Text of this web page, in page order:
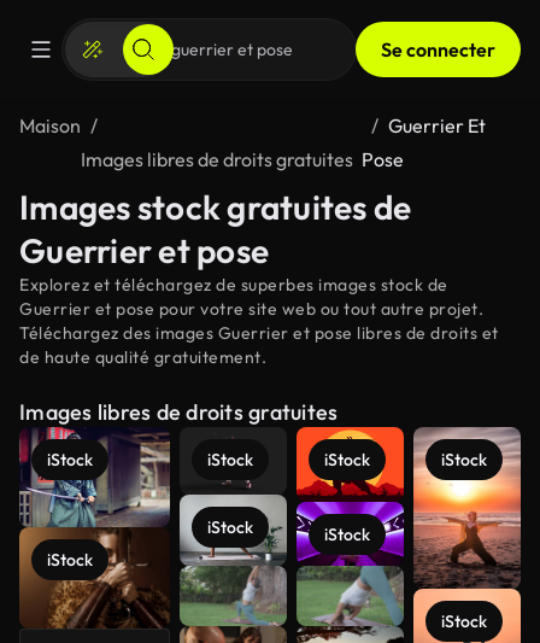
Se connecter
Maison
Images libres de droits gratuites
Guerrier Et
Pose
Images stock gratuites de
Guerrier et pose
Explorez et téléchargez de superbes images stock de
Guerrier et pose pour votre site web ou tout autre projet.
Téléchargez des images Guerrier et pose libres de droits et
de haute qualité gratuitement.
Images libres de droits gratuites
iStock
iStock
iStock
iStock
iStock
iStock
iStock
iStock